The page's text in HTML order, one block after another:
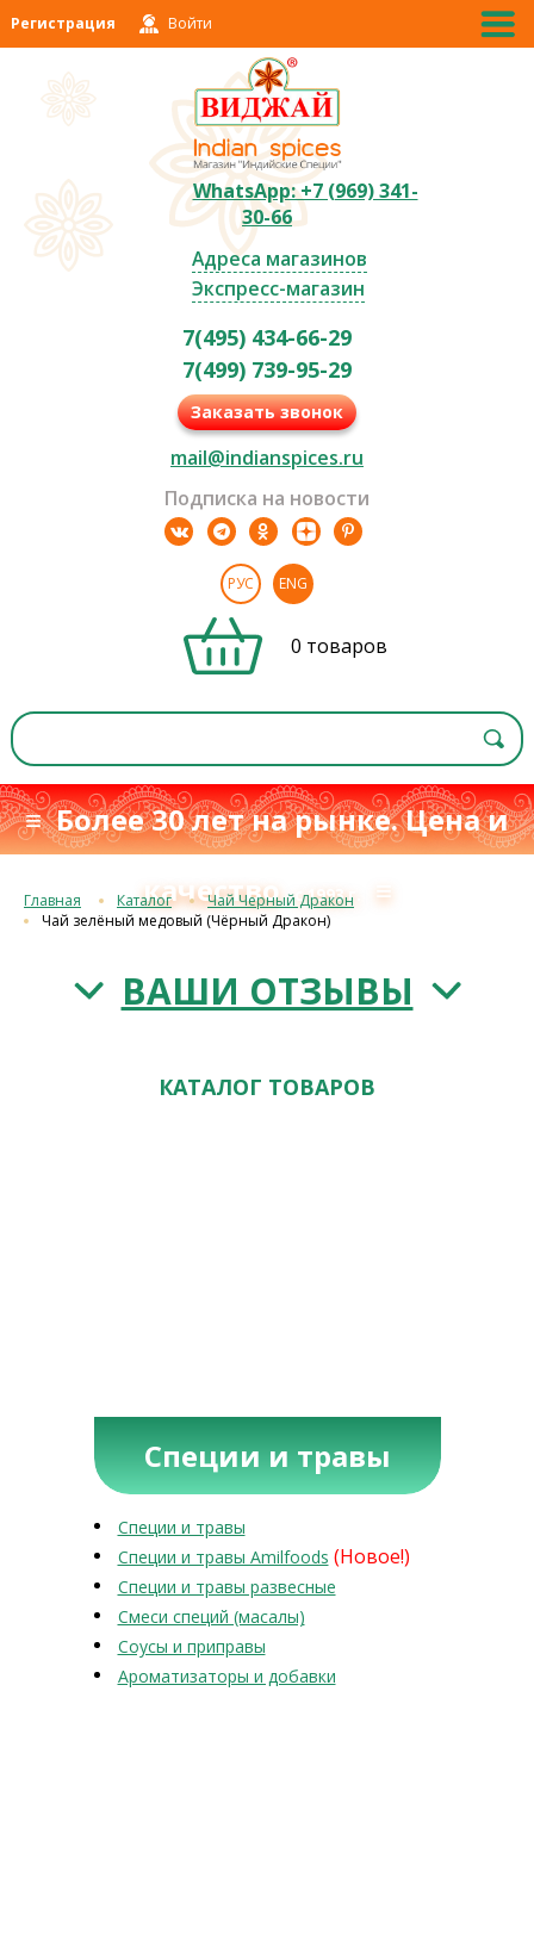
Регистрация Войти
WhatsApp: +7 (969) 341-
30-66
Адреса магазинов
Экспресс-магазин
7(495) 434-66-29
7(499) 739-95-29
Заказать звонок
mail@indianspices.ru
Подписка на новости
РУС ENG
0 товаров
≡ Более 30 лет на рынке. Цена и
качествос 1993 г. ≡
Главная Каталог
Чай Черный Дракон
Чай зелёный медовый (Чёрный Дракон)
ВАШИ ОТЗЫВЫ
КАТАЛОГ ТОВАРОВ
Специи и травы
Специи и травы
Специи и травы Amilfoods (Новое!)
Специи и травы развесные
Смеси специй (масалы)
Соусы и приправы
Ароматизаторы и добавки